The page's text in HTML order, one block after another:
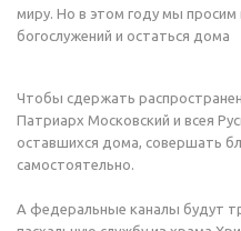
миру. Но в этом году мы просим
богослужений и остаться дома
Чтобы сдержать
Патриарх Московский и всея
оставшихся дома, совершать
самостоятельно.
А федеральные каналы будут